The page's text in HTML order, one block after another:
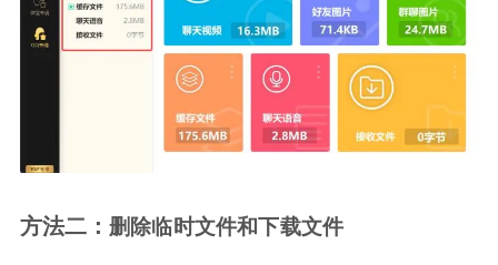
方法二： 删除临时文件和下载文件